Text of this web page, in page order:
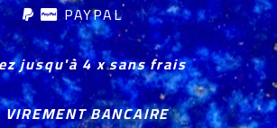
  PAYPAL
jusqu'à 4 x sans frais
VIREMENT BANCAIRE